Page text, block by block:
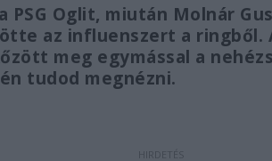
Oglit, miután Molnár
az influenszert a ringből.
meg egymással a
tudod megnézni.